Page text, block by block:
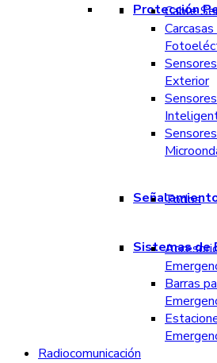
Protección
Cable
Exterior
Todos
Sistemas de
Barras
Radiocomunicación